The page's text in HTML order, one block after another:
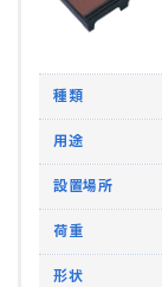
種類
用途
設置場所
荷重
形状